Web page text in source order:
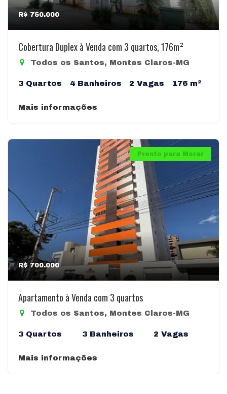
R$ 750.000
Cobertura Duplex à Venda com 3 quartos, 176m²
Todos os Santos, Montes Claros-MG
3 Quartos 4 Banheiros 2 Vagas 176 m²
Mais informações
Pronto para Morar
R$ 700.000
Apartamento à Venda com 3 quartos
Todos os Santos, Montes Claros-MG
3 Quartos 3 Banheiros 2 Vagas
Mais informações